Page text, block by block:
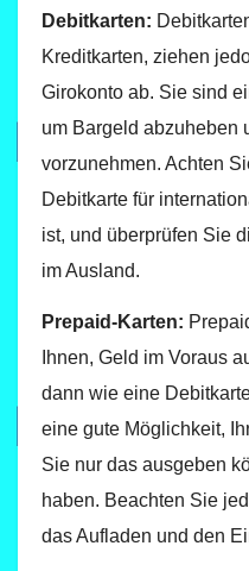
Debitkarten:
Kreditkarten, ziehen
Girokonto ab. Sie sind
um Bargeld abzuheben
vorzunehmen. Achten
Debitkarte für
ist, und überprüfen Sie
im Ausland.
Prepaid-Karten:
Ihnen, Geld im Voraus
dann wie eine
eine gute Möglichkeit,
Sie nur das ausgeben
haben. Beachten Sie
das Aufladen und den